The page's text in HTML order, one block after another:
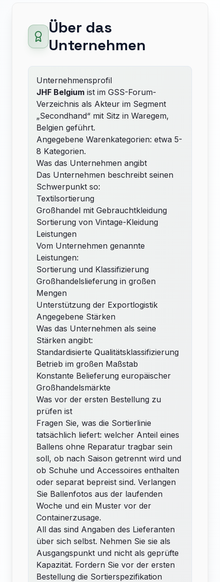
Über das
Unternehmen
Unternehmensprofil
JHF Belgium ist im GSS-Forum-
Verzeichnis als Akteur im Segment
„Secondhand“ mit Sitz in Waregem,
Belgien geführt.
Angegebene Warenkategorien: etwa 5-
8 Kategorien.
Was das Unternehmen angibt
Das Unternehmen beschreibt seinen
Schwerpunkt so:
Textilsortierung
Großhandel mit Gebrauchtkleidung
Sortierung von Vintage-Kleidung
Leistungen
Vom Unternehmen genannte
Leistungen:
Sortierung und Klassifizierung
Großhandelslieferung in großen
Mengen
Unterstützung der Exportlogistik
Angegebene Stärken
Was das Unternehmen als seine
Stärken angibt:
Standardisierte Qualitätsklassifizierung
Betrieb im großen Maßstab
Konstante Belieferung europäischer
Großhandelsmärkte
Was vor der ersten Bestellung zu
prüfen ist
Fragen Sie, was die Sortierlinie
tatsächlich liefert: welcher Anteil eines
Ballens ohne Reparatur tragbar sein
soll, ob nach Saison getrennt wird und
ob Schuhe und Accessoires enthalten
oder separat bepreist sind. Verlangen
Sie Ballenfotos aus der laufenden
Woche und ein Muster vor der
Containerzusage.
All das sind Angaben des Lieferanten
über sich selbst. Nehmen Sie sie als
Ausgangspunkt und nicht als geprüfte
Kapazität. Fordern Sie vor der ersten
Bestellung die Sortierspezifikation